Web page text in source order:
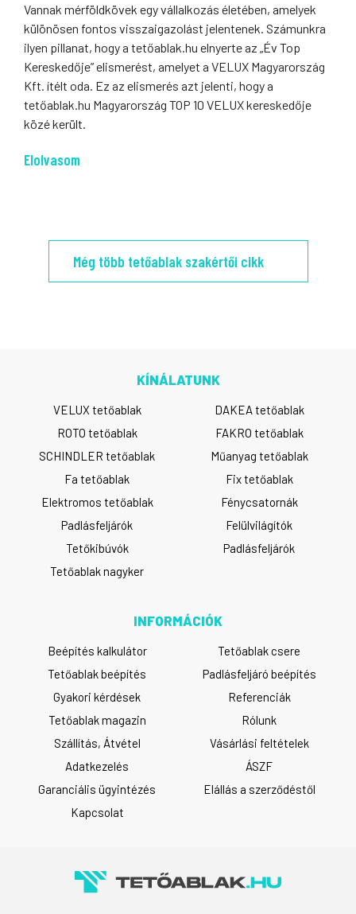
Vannak mérföldkövek egy vállalkozás életében, amelyek
különösen fontos visszaigazolást jelentenek. Számunkra
ilyen pillanat, hogy a tetőablak.hu elnyerte az „Év Top
Kereskedője” elismerést, amelyet a VELUX Magyarország
Kft. ítélt oda. Ez az elismerés azt jelenti, hogy a
tetőablak.hu Magyarország TOP 10 VELUX kereskedője
közé került.
Elolvasom
Még több tetőablak szakértői cikk
KÍNÁLATUNK
VELUX tetőablak
DAKEA tetőablak
ROTO tetőablak
FAKRO tetőablak
SCHINDLER tetőablak
Műanyag tetőablak
Fa tetőablak
Fix tetőablak
Elektromos tetőablak
Fénycsatornák
Padlásfeljárók
Felülvilágítók
Tetőkibúvók
Padlásfeljárók
Tetőablak nagyker
INFORMÁCIÓK
Beépítés kalkulátor
Tetőablak csere
Tetőablak beépítés
Padlásfeljáró beépítés
Gyakori kérdések
Referenciák
Tetőablak magazin
Rólunk
Szállítás, Átvétel
Vásárlási feltételek
Adatkezelés
ÁSZF
Garanciális ügyintézés
Elállás a szerződéstől
Kapcsolat